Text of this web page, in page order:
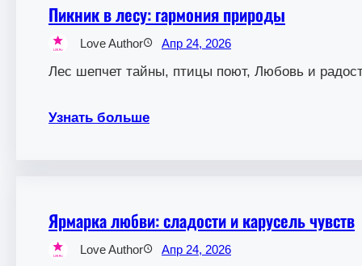
Пикник в лесу: гармония природы
Love Author Апр 24, 2026
Лес шепчет тайны, птицы поют, Любовь и
Узнать больше
Ярмарка любви: сладости и карусель чувств
Love Author Апр 24, 2026